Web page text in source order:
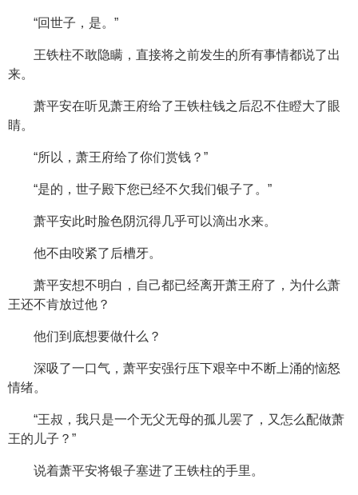
“回世子，是。”
王铁柱不敢隐瞒，直接将之前发生的所有事情都说了出
来。
萧平安在听见萧王府给了王铁柱钱之后忍不住瞪大了眼
睛。
“所以，萧王府给了你们赏钱？”
“是的，世子殿下您已经不欠我们银子了。”
萧平安此时脸色阴沉得几乎可以滴出水来。
他不由咬紧了后槽牙。
萧平安想不明白，自己都已经离开萧王府了，为什么萧
王还不肯放过他？
他们到底想要做什么？
深吸了一口气，萧平安强行压下艰辛中不断上涌的恼怒
情绪。
“王叔，我只是一个无父无母的孤儿罢了，又怎么配做萧
王的儿子？”
说着萧平安将银子塞进了王铁柱的手里。